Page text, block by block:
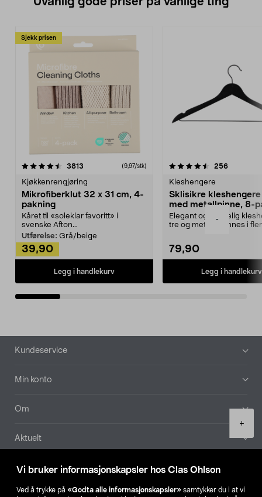
Vi bruker informasjonskapsler hos Clas Ohlson
Ved å trykke på «Godta alle informasjonskapsler» samtykker du i at vi
-
+
Sjekk prisen
3813 anmeldelser(9,97/stk)
Kjøkkenrengjøring
Mikrofiberklut 32 x 31 cm, 4-
pakning
Kåret til «soleklar favoritt» i
svenske Afton...
Utførelse: Grå/beige
39,90
Legg i handlekurv
4.5av 5 stjerner 256
Kleshengere
Sklisikre
med metallpinne, 8-
Elegant og skikkelig
tre og metall – finnes i
79,90
Legg i handlekurv
4.5av 5 stjerner
Bunntekst
Kundeservice
Min konto
Om
Aktuelt
Våre selskaper